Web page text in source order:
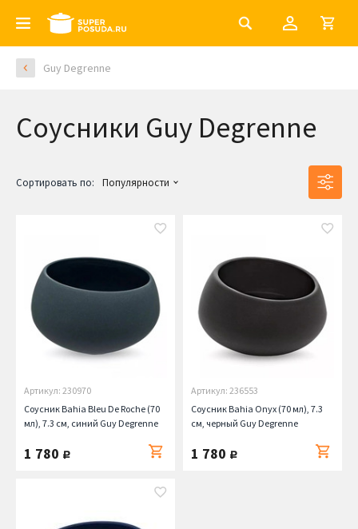
Guy Degrenne
Соусники Guy Degrenne
Сортировать по: Популярности
Артикул: 230970
Соусник Bahia Bleu De Roche (70
мл), 7.3 см, синий Guy Degrenne
1 780 руб.
Артикул: 236553
Соусник Bahia Onyx (70 мл), 7.3
см, черный Guy Degrenne
1 780 руб.